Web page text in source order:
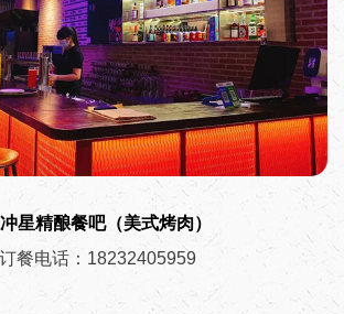
星精酿餐吧（美式烤肉）
订餐电话：18232405959